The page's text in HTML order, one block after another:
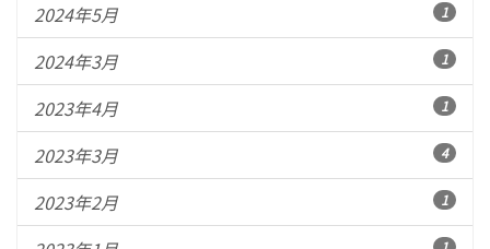
2024年5月 1
2024年3月 1
2023年4月 1
2023年3月 4
2023年2月 1